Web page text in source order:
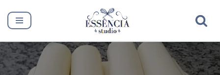
Pular
o
conteúdo